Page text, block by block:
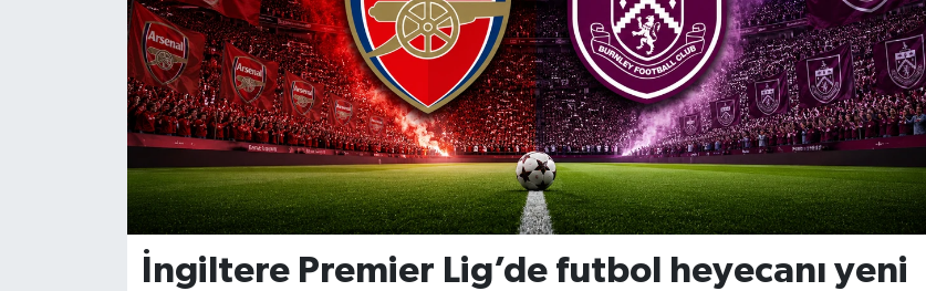
İngiltere Premier Lig’de futbol heyecanı yeni